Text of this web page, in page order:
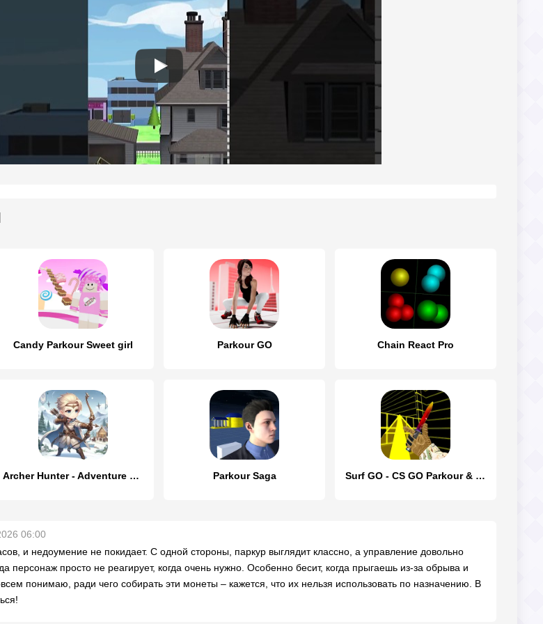
Candy Parkour Sweet girl Parkour GO Chain React Pro
Archer Hunter - Adventure Game Parkour Saga Surf GO - CS GO Parkour & Bhop
06:00
и недоумение не покидает. С одной стороны, паркур выглядит классно, а управление довольно
персонаж просто не реагирует, когда очень нужно. Особенно бесит, когда прыгаешь из-за обрыва и
понимаю, ради чего собирать эти монеты – кажется, что их нельзя использовать по назначению. В